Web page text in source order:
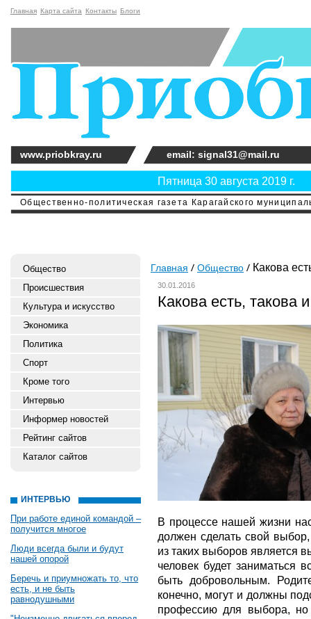
Главная Карта сайта Контакты Блоги
Общественно-политическая газета Карагайского
Пятница 30 августа 2019 г.
www.priobkray.ru email: signal31@mail.ru
Общество
Происшествия
Культура и искусство
Экономика
Политика
Спорт
Кроме того
Интервью
Информер новостей
Рейтинг сайтов
Каталог сайтов
ИНТЕРВЬЮ
При работе единой командой –
получится многое
Люди всегда были и будут
нашей опорой
Беречь и приумножать то, что
есть, и не быть
равнодушными
Главная Общество Какова
30.01.2016
Какова есть, такова
В процессе нашей жизни
должен сделать свой
из таких выборов является
человек будет
быть добровольным.
конечно, могут и должны
профессию для выбора,